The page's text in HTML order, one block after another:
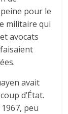
pour le
militaire qui
avocats
avait
d’État.
peu